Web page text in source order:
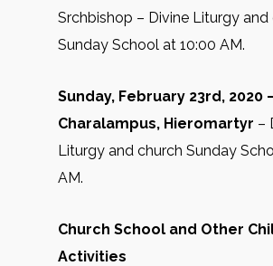
Srchbishop – Divine Liturgy and
Sunday School at 10:00 AM.
Sunday, February 23rd, 2020
Charalampus, Hieromartyr –
Liturgy and church Sunday
AM.
Church School and Other
Activities